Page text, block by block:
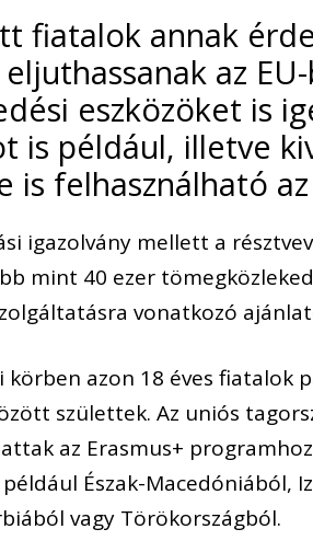
fiatalok annak
az
eszközöket is
is például, illetve
is felhasználható
igazolvány mellett a
mint 40 ezer
vonatkozó
körben azon 18 éves fiatalok
születtek. Az uniós
az Erasmus+
Észak-Macedóniából,
vagy Törökországból.